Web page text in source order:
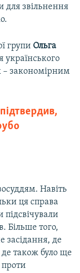
для звільнення
групи Ольга
українського
– закономірним
Навіть
ця справа
підсвічували
Більше того,
засідання, де
де також було ще
проти